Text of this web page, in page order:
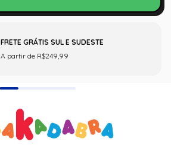
FRETE GRÁTIS SUL E SUDESTE
A partir de R$249,99